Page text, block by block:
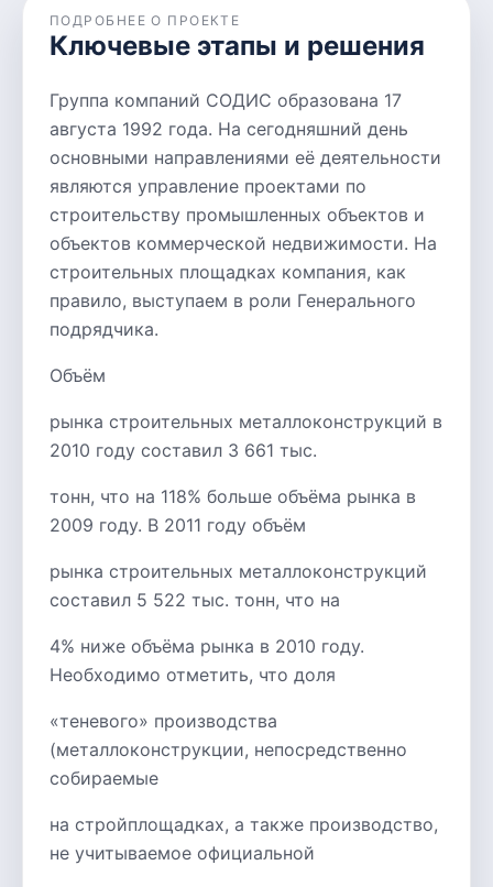
ПОДРОБНЕЕ О ПРОЕКТЕ
Ключевые этапы и решения
Группа компаний СОДИС образована 17
августа 1992 года. На сегодняшний день
основными направлениями её деятельности
являются управление проектами по
строительству промышленных объектов и
объектов коммерческой недвижимости. На
строительных площадках компания, как
правило, выступаем в роли Генерального
подрядчика.
Объём
рынка строительных металлоконструкций в
2010 году составил 3 661 тыс.
тонн, что на 118% больше объёма рынка в
2009 году. В 2011 году объём
рынка строительных металлоконструкций
составил 5 522 тыс. тонн, что на
4% ниже объёма рынка в 2010 году.
Необходимо отметить, что доля
«теневого» производства
(металлоконструкции, непосредственно
собираемые
на стройплощадках, а также производство,
не учитываемое официальной